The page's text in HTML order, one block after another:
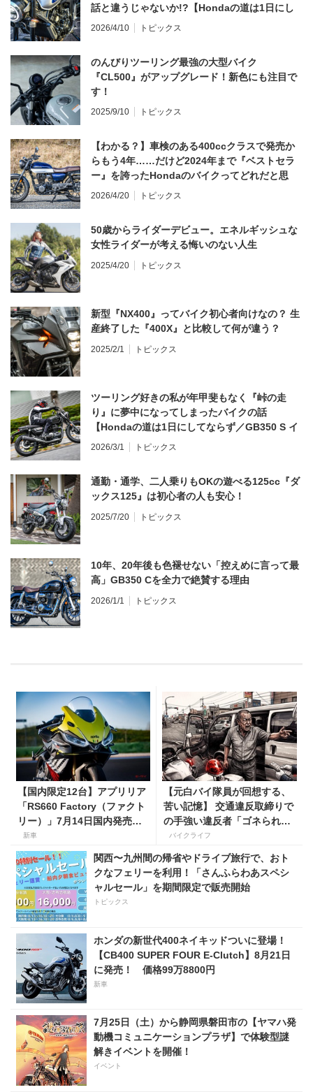
話と違うじゃないか!?【Hondaの道は1日にし
てならず／CB1000F ①第一印象 編】
2026/4/10 トピックス
のんびりツーリング最強の大型バイク
『CL500』がアップグレード！新色にも注目で
す！
2025/9/10 トピックス
【わかる？】車検のある400ccクラスで発売か
らもう4年……だけど2024年まで『ベストセラ
ー』を誇ったHondaのバイクってどれだと思
う？
2026/4/20 トピックス
50歳からライダーデビュー。エネルギッシュな
女性ライダーが考える悔いのない人生
2025/4/20 トピックス
新型『NX400』ってバイク初心者向けなの？ 生
産終了した『400X』と比較して何が違う？
2025/2/1 トピックス
ツーリング好きの私が年甲斐もなく『峠の走
り』に夢中になってしまったバイクの話
【Hondaの道は1日にしてならず／GB350 S イ
ンプレ・レビュー 前編】
2026/3/1 トピックス
通勤・通学、二人乗りもOKの遊べる125cc『ダ
ックス125』は初心者の人も安心！
2025/7/20 トピックス
10年、20年後も色褪せない「控えめに言って最
高」GB350 Cを全力で絶賛する理由
2026/1/1 トピックス
【国内限定12台】アプリリア
「RS660 Factory（ファクト
リー）」7月14日国内発売開
始！ オーリンズ＆ウィングレ
ット搭載の上級仕様は価格
198万円！
新車
【元白バイ隊員が回想する、
苦い記憶】 交通違反取締りで
の手強い違反者「ゴネられス
トーリー」
バイクライフ
関西〜九州間の帰省やドライブ旅行で、おト
クなフェリーを利用！「さんふらわあスペシ
ャルセール」を期間限定で販売開始
トピックス
ホンダの新世代400ネイキッドついに登場！
【CB400 SUPER FOUR E-Clutch】8月21日
に発売！ 価格99万8800円
新車
7月25日（土）から静岡県磐田市の【ヤマハ発
動機コミュニケーションプラザ】で体験型謎
解きイベントを開催！
イベント